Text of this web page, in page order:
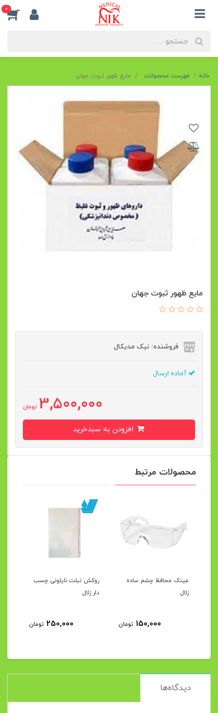
0
خانه فهرست محصولات مایع ظهور ثبوت جهان
مایع ظهور ثبوت جهان
فروشنده: نیک مدیکال
آماده ارسال
3,500,000 تومان
محصولات مرتبط
عینک محافظ چشم ساده
زلال
150,000 تومان
روکش تبلت نایلونی چسب
دار زلال
250,000 تومان
دیدگاه‌ها